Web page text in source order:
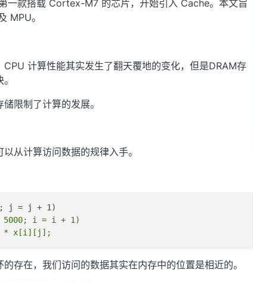
一款搭载 Cortex-M7 的芯片，开始引入 Cache。本文旨
MPU。
CPU 计算性能其实发生了翻天覆地的变化，但是DRAM存
限制了计算的发展。
从计算访问数据的规律入手。
i = i + 1)
存在，我们访问的数据其实在内存中的位置是相近的。